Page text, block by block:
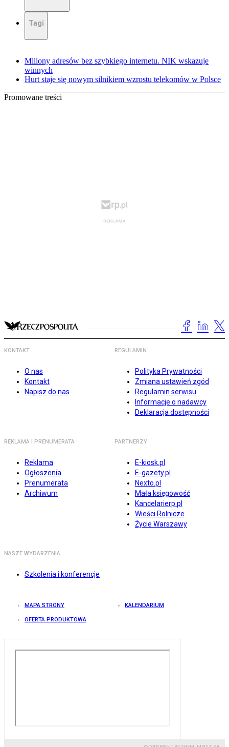
Tagi
Miliony adresów bez szybkiego internetu. NIK wskazuje
winnych
Hurt staje się nowym silnikiem wzrostu telekomów w Polsce
Promowane treści
KONTAKT
O nas
Kontakt
Napisz do nas
REGULAMIN
Polityka Prywatności
Zmiana ustawień zgód
Regulamin serwisu
Informacje o nadawcy
Deklaracja dostępności
REKLAMA I PRENUMERATA
Reklama
Ogłoszenia
Prenumerata
Archiwum
PARTNERZY
E-kiosk.pl
E-gazety.pl
Nexto.pl
Mała księgowość
Kancelarierp.pl
Wieści Rolnicze
Życie Warszawy
NASZE WYDARZENIA
Szkolenia i konferencje
MAPA STRONY KALENDARIUM
OFERTA PRODUKTOWA